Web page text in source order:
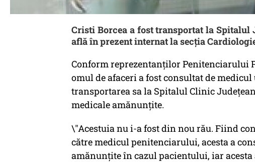
Cristi Borcea a fost transportat la Spitalul
află în prezent internat la secția
Conform reprezentanţilor Penitenciarului
omul de afaceri a fost consultat de
transportarea sa la Spitalul Clinic
medicale amănunţite.
\"Acestuia nu i-a fost din nou rău. Fiind
către medicul penitenciarului, acesta a
amănunţite în cazul pacientului, iar